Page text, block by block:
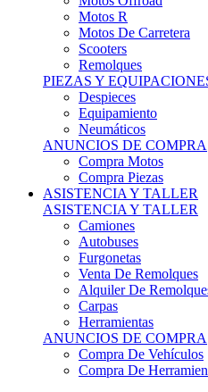
Motos R
Motos De Carretera
Scooters
Remolques
PIEZAS Y
Despieces
Equipamiento
Neumáticos
ANUNCIOS DE COMPRA
Compra Motos
Compra Piezas
ASISTENCIA Y TALLER
ASISTENCIA Y TALLER
Camiones
Autobuses
Furgonetas
Venta De Remolques
Alquiler De
Carpas
Herramientas
ANUNCIOS DE COMPRA
Compra De Vehículos
Compra De